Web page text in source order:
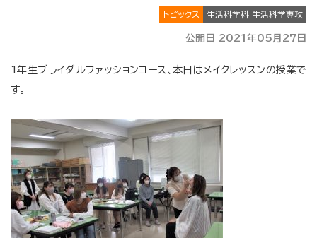
トピックス 生活科学科 生活科学専攻
公開日 2021年05月27日
1年生ブライダルファッションコース、本日はメイクレッスンの授業で
す。